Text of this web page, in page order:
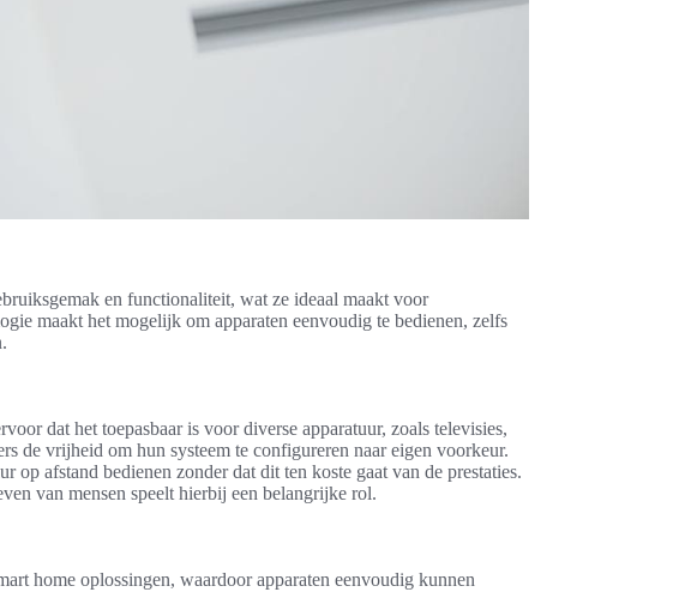
en functionaliteit, wat ze ideaal maakt voor
maakt het mogelijk om apparaten eenvoudig te bedienen, zelfs
dat het toepasbaar is voor diverse apparatuur, zoals televisies,
de vrijheid om hun systeem te configureren naar eigen voorkeur.
op afstand bedienen zonder dat dit ten koste gaat van de prestaties.
van mensen speelt hierbij een belangrijke rol.
home oplossingen, waardoor apparaten eenvoudig kunnen